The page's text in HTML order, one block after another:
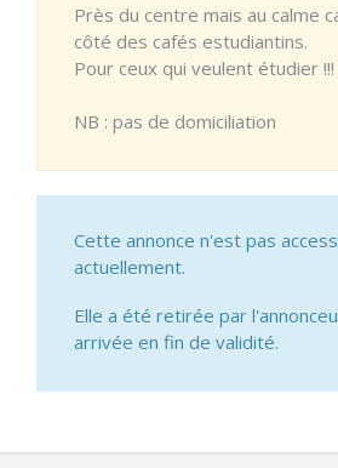
Près du centre mais au calme
côté des cafés estudiantins.
Pour ceux qui veulent étudier !!!
NB : pas de domiciliation
Cette annonce n'est pas
actuellement.
Elle a été retirée par
arrivée en fin de validité.